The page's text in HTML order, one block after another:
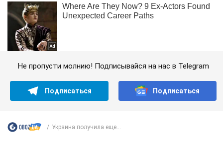
Не пропусти молнию! Подписывайся на нас в Telegram
Подписаться Подписаться
Украина получила еще...